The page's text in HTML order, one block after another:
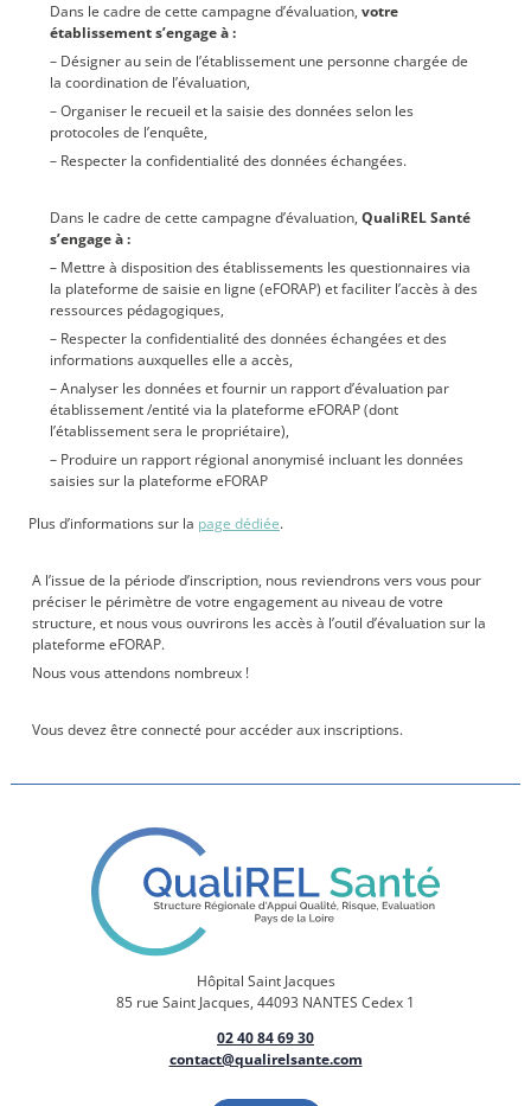
Dans le cadre de cette campagne d’évaluation, votre
établissement s’engage à :
– Désigner au sein de l’établissement une personne chargée de
la coordination de l’évaluation,
– Organiser le recueil et la saisie des données selon les
protocoles de l’enquête,
– Respecter la confidentialité des données échangées.
Dans le cadre de cette campagne d’évaluation, QualiREL Santé
s’engage à :
– Mettre à disposition des établissements les questionnaires via
la plateforme de saisie en ligne (eFORAP) et faciliter l’accès à des
ressources pédagogiques,
– Respecter la confidentialité des données échangées et des
informations auxquelles elle a accès,
– Analyser les données et fournir un rapport d’évaluation par
établissement /entité via la plateforme eFORAP (dont
l’établissement sera le propriétaire),
– Produire un rapport régional anonymisé incluant les données
saisies sur la plateforme eFORAP
Plus d’informations sur la page dédiée.
A l’issue de la période d’inscription, nous reviendrons vers vous pour
préciser le périmètre de votre engagement au niveau de votre
structure, et nous vous ouvrirons les accès à l’outil d’évaluation sur la
plateforme eFORAP.
Nous vous attendons nombreux !
Vous devez être connecté pour accéder aux inscriptions.
Hôpital Saint Jacques
85 rue Saint Jacques, 44093 NANTES Cedex 1
02 40 84 69 30
contact@qualirelsante.com